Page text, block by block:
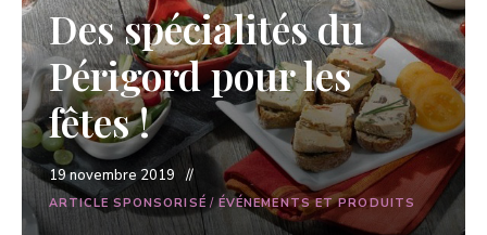
Des spécialités du
Périgord pour les
fêtes !
19 novembre 2019
ARTICLE SPONSORISÉ / ÉVÉNEMENTS ET PRODUITS